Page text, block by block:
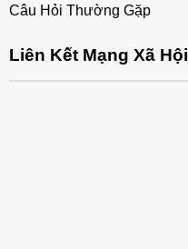
Câu Hỏi Thường Gặp
Liên Kết Mạng Xã Hội